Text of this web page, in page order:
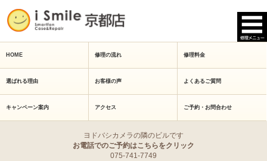
HOME 修理の流れ 修理料金
選ばれる理由 お客様の声 よくあるご質問
キャンペーン案内 アクセス ご予約・お問合わせ
ヨドバシカメラの隣のビルです
お電話でのご予約はこちらをクリック
075-741-7749